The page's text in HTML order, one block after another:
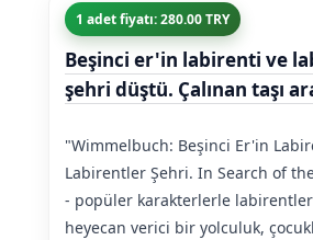
1 adet fiyatı: 280.00 TRY
Beşinci er'in labirenti ve
şehri düştü. Çalınan taşı
"Wimmelbuch: Beşinci Er'in
Labirentler Şehri. In Search of
- popüler karakterlerle labirentler
heyecan verici bir yolculuk,